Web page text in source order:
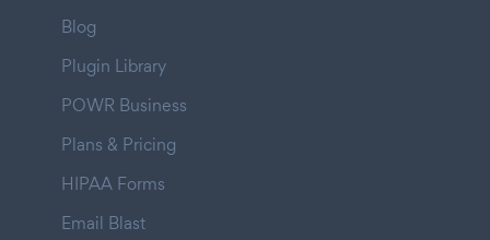
Blog
Plugin Library
POWR Business
Plans & Pricing
HIPAA Forms
Email Blast